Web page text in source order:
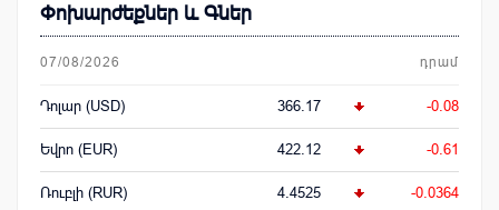
Փոխարժեքներ և Գներ
07/08/2026 դրամ
Դոլար (USD) 366.17 -0.08
Եվրո (EUR) 422.12 -0.61
Ռուբլի (RUR) 4.4525 -0.0364